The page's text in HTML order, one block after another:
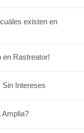
existen en
en Rastreator!
Sin Intereses
Amplia?